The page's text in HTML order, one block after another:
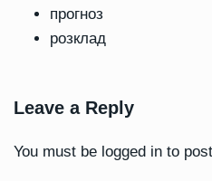
прогноз
розклад
Leave a Reply
You must be logged in to